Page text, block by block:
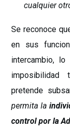
cualquier
Se reconoce
en sus
intercambio,
imposibilidad
pretende
permita la
control por la